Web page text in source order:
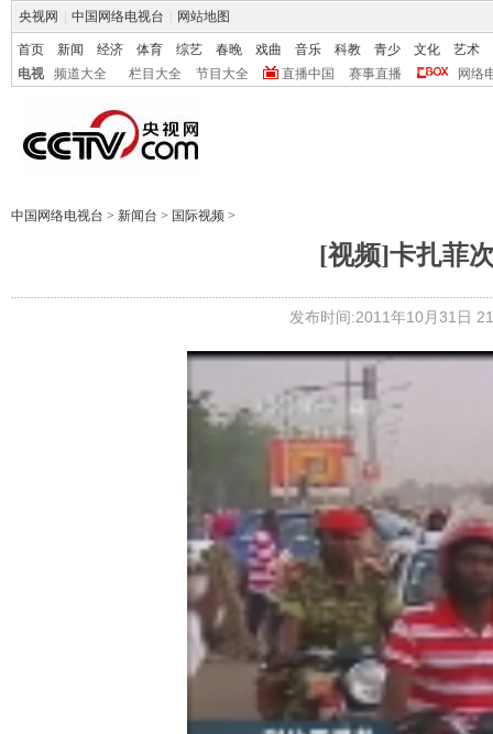
央视网 中国网络电视台 网站地图
首页 新闻 经济 体育 综艺 春晚 戏曲 音乐 科教 青少 文化
艺术
电视
频道大全 栏目大全 节目大全 直播中国 赛事直播 网络
中国网络电视台 > 新闻台 > 国际视频 >
[视频]卡扎菲
发布时间:2011年10月31日